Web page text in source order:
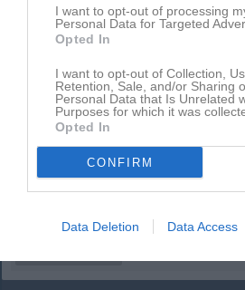
I want to opt-out of processing
Personal Data for Targeted
Opted In
I want to opt-out of Collection,
Retention, Sale, and/or Sharing
Personal Data that Is Unrelated
Purposes for which it was
Opted In
CONFIRM
Data Deletion Data Access
Startgruppen
Skåneserie 2
På gång Kalender
Fortsättningsgruppen Brännboll och grill
Fortsättningsgruppen Träning